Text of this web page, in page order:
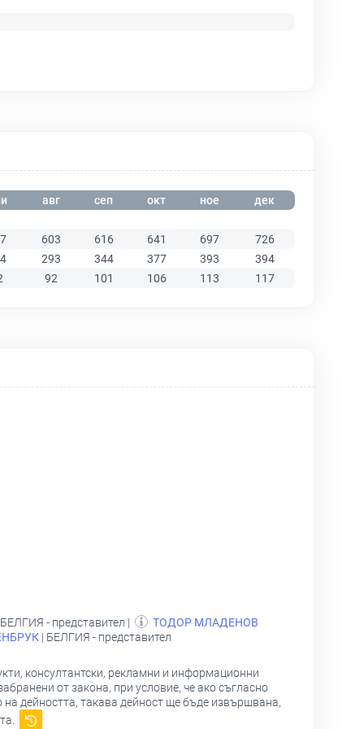
авг сеп окт ное дек
603 616 641 697
726
293 344 377 393
394
92 101 106 113 117
- представител |
ТОДОР МЛАДЕНОВ
| БЕЛГИЯ - представител
консултантски, рекламни и информационни
от закона, при условие, че ако съгласно
дейността, такава дейност ще бъде извършвана,